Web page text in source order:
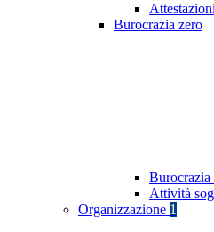
Burocrazia zero
Burocrazia
Attività
Organizzazione 1